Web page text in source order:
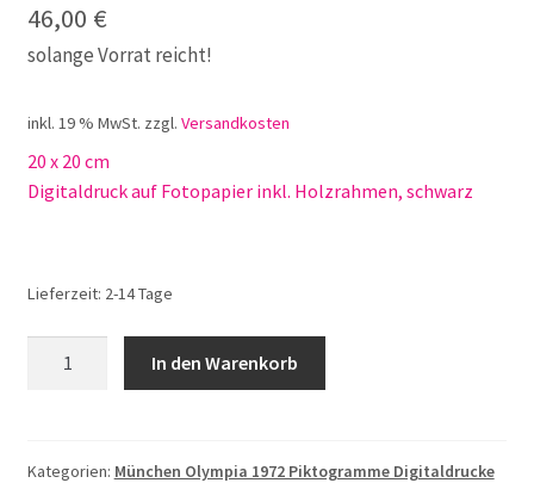
46,00 €
solange Vorrat reicht!
inkl. 19 % MwSt. zzgl. Versandkosten
20 x 20 cm
Digitaldruck auf Fotopapier inkl. Holzrahmen, schwarz
Lieferzeit: 2-14 Tage
23X
In den Warenkorb
Kategorien: München Olympia 1972 Piktogramme Digitaldrucke